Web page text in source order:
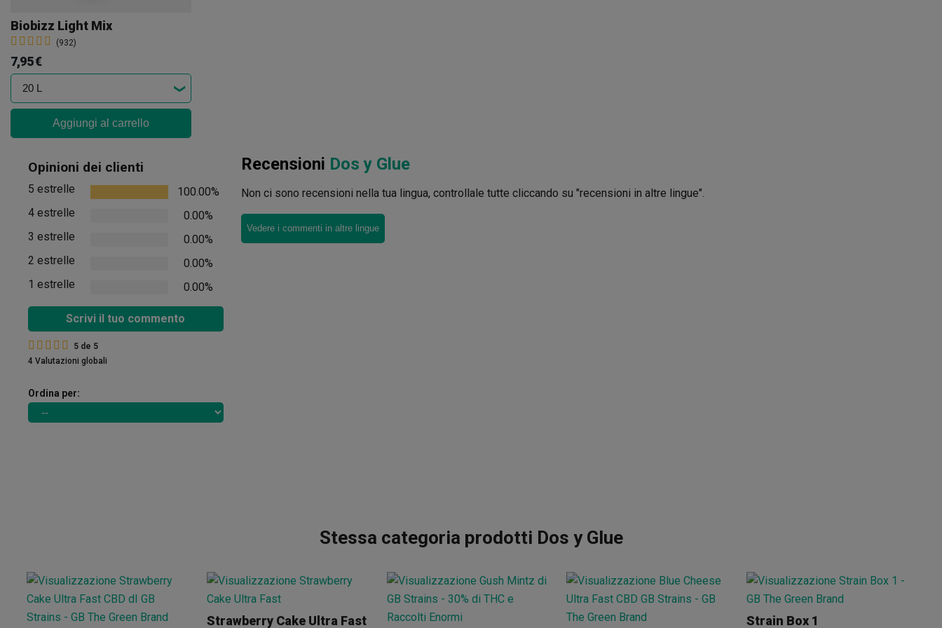
Biobizz Light Mix
(932)
7,95 €
Aggiungi al carrello
Opinioni dei clienti
5 estrelle
100.00%
4 estrelle
0.00%
3 estrelle
0.00%
2 estrelle
0.00%
1 estrelle
0.00%
Scrivi il tuo commento
5 de 5
4 Valutazioni globali
Ordina per:
Recensioni Dos y Glue
Non ci sono recensioni nella tua lingua, controllale tutte cliccando su "recensioni in altre lingue".
Vedere i commenti in altre lingue
Stessa categoria prodotti Dos y Glue
Strawberry Cake Ultra Fast Strain Box 1